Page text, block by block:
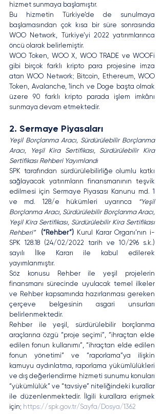
hizmet sunmaya başlamıştır.
Bu hizmetin Türkiye’de de sunulmaya
başlamasından çok kısa bir süre sonrasında
WOO Network, Türkiye’yi 2022 yatırımlarınca
öncü olarak belirlemiştir.
WOO Token, WOO X, WOO TRADE ve WOOFi
gibi birçok farklı kripto para projesine imza
atan WOO Network; Bitcoin, Ethereum, WOO
Token, Avalanche, 1inch ve Doge başta olmak
üzere 90 farklı kripto parada işlem imkânı
sunmaya devam etmektedir.
2. Sermaye Piyasaları
Yeşil Borçlanma Aracı, Sürdürülebilir Borçlanma
Aracı, Yeşil Kira Sertifikası, Sürdürülebilir Kira
Sertifikası Rehberi Yayımlandı
SPK tarafından sürdürülebilirliğe olumlu katkı
sağlayacak yatırımların finansmanının teşvik
edilmesi için Sermaye Piyasası Kanunu md. 1
ve md. 128/e hükümleri uyarınca “Yeşil
Borçlanma Aracı, Sürdürülebilir Borçlanma Aracı,
Yeşil Kira Sertifikası, Sürdürülebilir Kira Sertifikası
Rehberi”
(“Rehber”) Kurul Karar Organı’nın i-
SPK 128.18 (24/02/2022 tarih ve 10/296 s.k.)
sayılı İlke Kararı ile kabul edilerek
yayımlanmıştır.
Söz konusu Rehber ile yeşil projelerin
finansmanı sürecinde uyulacak temel ilkeler
ve Rehber kapsamında hazırlanması gereken
çerçeve belgesinin asgari unsurları
belirlenmektedir.
Rehber ile yeşil, sürdürülebilir borçlanma
araçlarına özgü “proje seçimi”, “ihraçtan elde
edilen fonun kullanımı”, “ihraçtan elde edilen
fonun yönetimi” ve “raporlama”ya ilişkin
kamuyu aydınlatma, raporlama yükümlülükleri
ve dış değerlendirme hizmeti sunumu konuları
“yükümlülük” ve “tavsiye” niteliğindeki kurallar
ile düzenlenmektedir. İlgili kurallara erişmek
için; https://spk.gov.tr/Sayfa/Dosya/1362